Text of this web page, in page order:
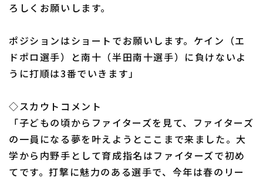
ろしくお願いします。
ポジションはショートでお願いします。ケイン（エ
ドポロ選手）と南十（半田南十選手）に負けないよ
うに打順は3番でいきます」
◇スカウトコメント
「子どもの頃からファイターズを見て、ファイターズ
の一員になる夢を叶えようとここまで来ました。大
学から内野手として育成指名はファイターズで初め
てです。打撃に魅力のある選手で、今年は春のリー